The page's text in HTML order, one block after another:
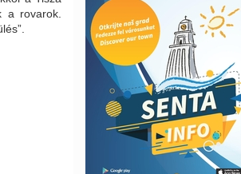
a rovarok.